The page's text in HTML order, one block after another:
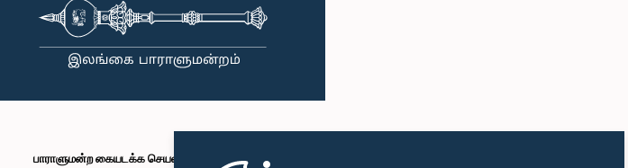
பாராளுமன்ற கையடக்க செயலி